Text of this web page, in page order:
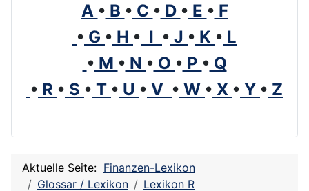
A • B • C • D • E • F
• G • H • I • J • K • L
• M • N • O • P • Q
• R • S • T • U • V • W • X • Y • Z
Aktuelle Seite: Finanzen-Lexikon
Glossar / Lexikon
Lexikon R